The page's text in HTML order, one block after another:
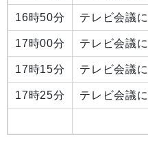
16時50分 テレビ会議
17時00分 テレビ会議
17時15分 テレビ会議
17時25分 テレビ会議